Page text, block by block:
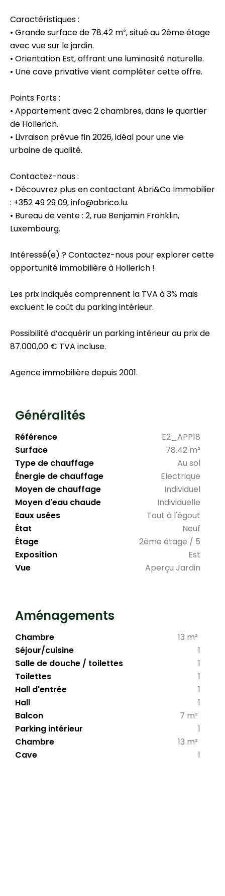
Caractéristiques :
• Grande surface de 78.42 m², situé au 2ème étage
avec vue sur le jardin.
• Orientation Est, offrant une luminosité naturelle.
• Une cave privative vient compléter cette offre.
Points Forts :
• Appartement avec 2 chambres, dans le quartier
de Hollerich.
• Livraison prévue fin 2026, idéal pour une vie
urbaine de qualité.
Contactez-nous :
• Découvrez plus en contactant Abri&Co Immobilier
: +352 49 29 09, info@abrico.lu.
• Bureau de vente : 2, rue Benjamin Franklin,
Luxembourg.
Intéressé(e) ? Contactez-nous pour explorer cette
opportunité immobilière à Hollerich !
Les prix indiqués comprennent la TVA à 3% mais
excluent le coût du parking intérieur.
Possibilité d’acquérir un parking intérieur au prix de
87.000,00 € TVA incluse.
Agence immobilière depuis 2001.
Généralités
Référence
E2_APP18
Surface
78.42 m²
Type de chauffage
Au sol
Énergie de chauffage
Electrique
Moyen de chauffage
Individuel
Moyen d'eau chaude
Individuelle
Eaux usées
Tout à l'égout
État
Neuf
Étage
2ème étage / 5
Exposition
Est
Vue
Aperçu Jardin
Aménagements
Chambre
13 m²
1
Séjour/cuisine
1
Salle de douche / toilettes
1
Toilettes
1
Hall d'entrée
1
Hall
Balcon
7 m²
1
Parking intérieur
Chambre
13 m²
1
Cave